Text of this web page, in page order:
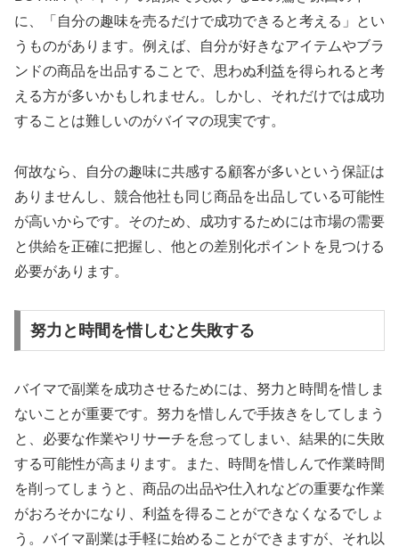
に、「自分の趣味を売るだけで成功できると考える」とい
うものがあります。例えば、自分が好きなアイテムやブラ
ンドの商品を出品することで、思わぬ利益を得られると考
える方が多いかもしれません。しかし、それだけでは成功
することは難しいのがバイマの現実です。
何故なら、自分の趣味に共感する顧客が多いという保証は
ありませんし、競合他社も同じ商品を出品している可能性
が高いからです。そのため、成功するためには市場の需要
と供給を正確に把握し、他との差別化ポイントを見つける
必要があります。
努力と時間を惜しむと失敗する
バイマで副業を成功させるためには、努力と時間を惜しま
ないことが重要です。努力を惜しんで手抜きをしてしまう
と、必要な作業やリサーチを怠ってしまい、結果的に失敗
する可能性が高まります。また、時間を惜しんで作業時間
を削ってしまうと、商品の出品や仕入れなどの重要な作業
がおろそかになり、利益を得ることができなくなるでしょ
う。バイマ副業は手軽に始めることができますが、それ以